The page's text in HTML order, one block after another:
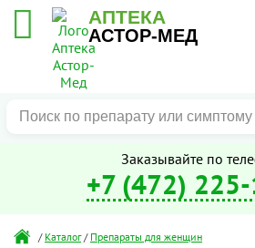
АПТЕКА
АСТОР-МЕД
Заказывайте по
+7 (472)
/ Каталог / Препараты для женщин